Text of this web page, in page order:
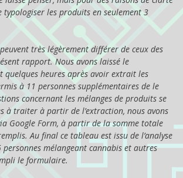
typologiser les produits en seulement 3
très légèrement différer de ceux des
rapport. Nous avons laissé le
quelques heures après avoir extrait les
à 11 personnes supplémentaires de le
concernant les mélanges de produits se
à traiter à partir de l’extraction, nous avons
Google Form, à partir de la somme totale
Au final ce tableau est issu de l’analyse
personnes mélangeant cannabis et autres
le formulaire.